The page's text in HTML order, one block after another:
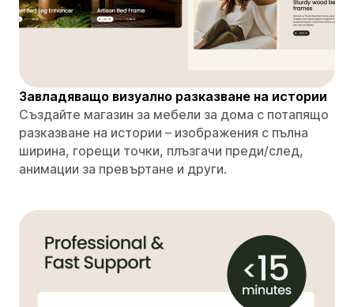
Завладяващо визуално разказване на истории
Създайте магазин за мебели за дома с потапящо
разказване на истории – изображения с пълна
ширина, горещи точки, плъзгачи преди/след,
анимации за превъртане и други.